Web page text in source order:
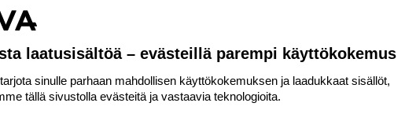
#5
(4 ylhäällä, 4 alhaalla) eikä muita näy. miettinyt
laatusisältöä – evästeillä parempi käyttökokemus
sinulle parhaan mahdollisen käyttökokemuksen ja laadukkaat sisällöt,
tällä sivustolla evästeitä ja vastaavia teknologioita.